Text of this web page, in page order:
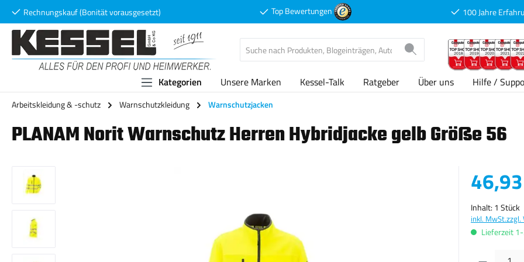
Hauptinhalt springen
Zur Suche springen
Zur Hauptnavigation springen
Rechnungskauf (Bonität vorausgesetzt) Top Bewertungen 100 Jahre
Kategorien Unsere Marken Kessel-Talk Ratgeber Über uns Hilfe /
Arbeitskleidung & -schutz Warnschutzkleidung Warnschutzjacken
PLANAM Norit Warnschutz Herren Hybridjacke gelb Größe 56
Bildergalerie überspringen Verkaufspreis:
Inhalt: 1 Stück
inkl. MwSt.zzgl.
Lieferzeit
Produkt Anzahl: